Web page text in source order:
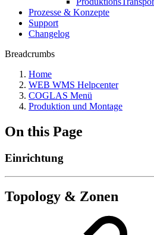
Prozesse & Konzepte
Support
Changelog
Breadcrumbs
Home
WEB WMS Helpcenter
COGLAS Menü
Produktion und Montage
On this Page
Einrichtung
Topology & Zonen